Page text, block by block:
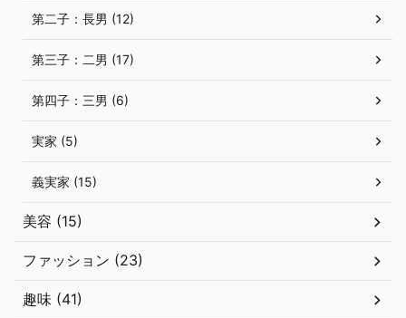
第二子：長男 (12)
第三子：二男 (17)
第四子：三男 (6)
実家 (5)
義実家 (15)
美容 (15)
ファッション (23)
趣味 (41)